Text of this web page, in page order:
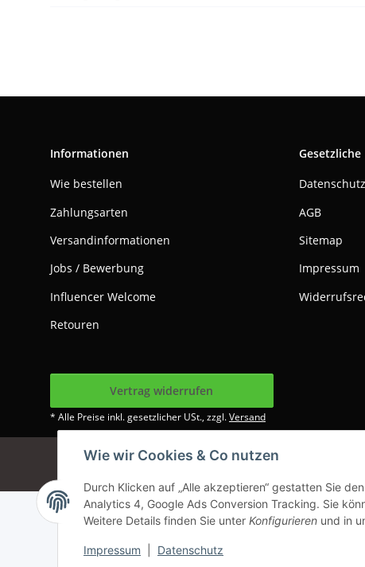
Wie wir Cookies & Co nutzen
Durch Klicken auf „Alle akzeptieren“ gestatten Sie
Analytics 4, Google Ads Conversion Tracking. Sie
Weitere Details finden Sie unter Konfigurieren und in
Impressum Datenschutz
Informationen
Wie bestellen
Zahlungsarten
Versandinformationen
Jobs / Bewerbung
Influencer Welcome
Retouren
Datenschutz
AGB
Sitemap
Impressum
Vertrag widerrufen
* Alle Preise inkl. gesetzlicher USt., zzgl.Versand
Google Analytics